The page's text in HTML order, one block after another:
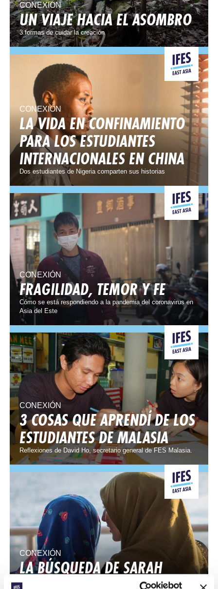
CONEXIÓN
UN VIAJE HACIA EL ASOMBRO
3 formas de cuidar la creación
CONEXIÓN
LA VIDA EN CONFINAMIENTO
PARA LOS ESTUDIANTES
INTERNACIONALES EN CHINA
Dos estudiantes de Nigeria comparten sus historias
CONEXIÓN
FRAGILIDAD, TEMOR Y FE
Cómo se está respondiendo a la pandemia del coronavirus en
Asia del Este
CONEXIÓN
3 COSAS QUE APRENDÍ DE LOS
ESTUDIANTES DE MALASIA
Reflexiones de David Ho, secretario general de FES Malasia.
CONEXIÓN
LA BÚSQUEDA DE SARAH
El cristianismo llama la atención de una estudiante musulmana